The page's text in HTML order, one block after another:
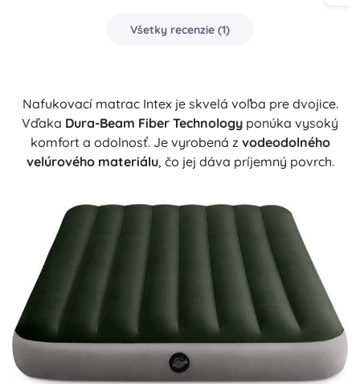
Všetky recenzie (1)
Nafukovací matrac Intex je skvelá voľba pre dvojice.
Vďaka Dura-Beam Fiber Technology ponúka vysoký
komfort a odolnosť. Je vyrobená z vodeodolného
velúrového materiálu, čo jej dáva príjemný povrch.